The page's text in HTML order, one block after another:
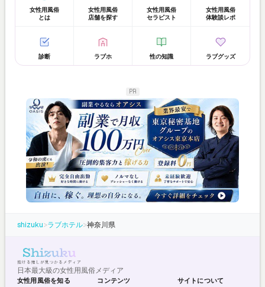
女性用風俗
とは
女性用風俗
店舗を探す
女性用風俗
セラピスト
女性用風俗
体験談レポ
診断 ラブホ 性の知識 ラブグッズ
PR
shizuku>ラブホテル>神奈川県
日本最大級の女性用風俗メディア
女性用風俗を知る コンテンツ サイトについて